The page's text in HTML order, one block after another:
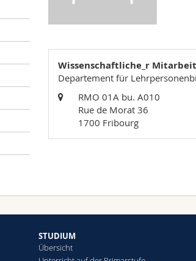
Wissenschaftliche_r
Departement für
RMO 01A bu. A010
Rue de Morat 36
1700 Fribourg
STUDIUM
Übersicht